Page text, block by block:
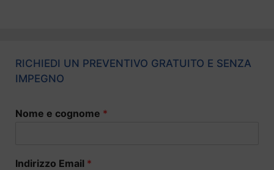
RICHIEDI UN PREVENTIVO GRATUITO E SENZA
IMPEGNO
Nome e cognome *
Indirizzo Email *